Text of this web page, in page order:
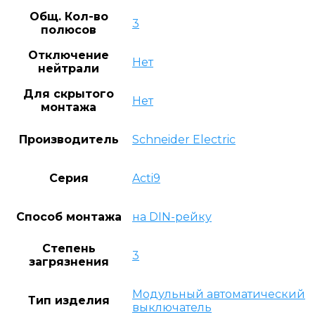
Общ. Кол-во
полюсов
3
Отключение
нейтрали
Нет
Для скрытого
монтажа
Нет
Производитель Schneider Electric
Серия Acti9
Способ монтажа на DIN-рейку
Степень
загрязнения
3
Тип изделия
Модульный автоматический
выключатель